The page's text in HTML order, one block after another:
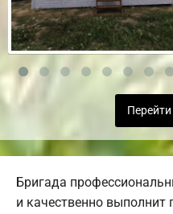
Бригада
и качественно выполнит